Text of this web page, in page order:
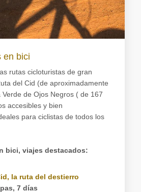
en bici
rutas cicloturistas de gran
del Cid (de aproximadamente
de Ojos Negros ( de 167
accesibles y bien
para ciclistas de todos los
bici, viajes destacados:
la ruta del destierro
7 días